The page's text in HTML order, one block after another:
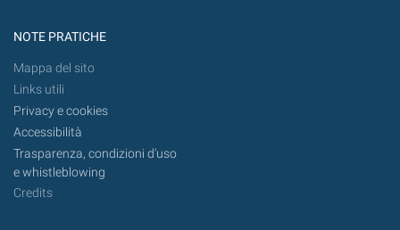
NOTE PRATICHE
Mappa del sito
Links utili
Privacy e cookies
Accessibilità
Trasparenza, condizioni d'uso
e whistleblowing
Credits